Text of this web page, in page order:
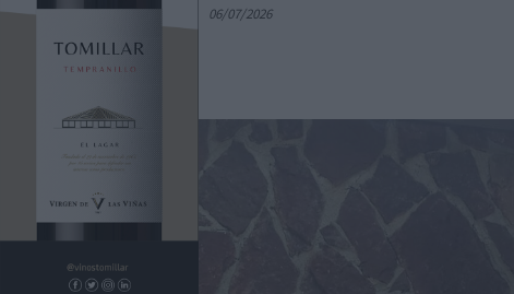
Por C. Manchegos 06/07/2026